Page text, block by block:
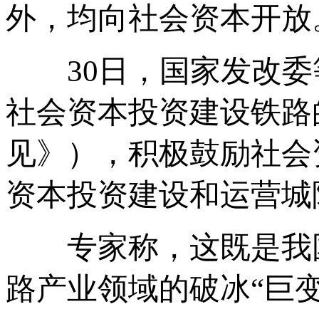
外，均向社会资本开放
30日，国家发改委
社会资本投资建设铁
见》），积极鼓励社
资本投资建设和运营
专家称，这既是我
路产业领域的破冰“巨